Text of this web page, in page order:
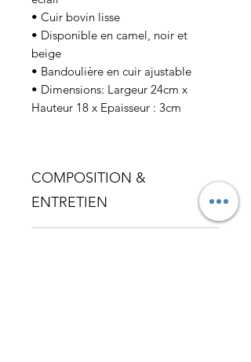
• Cuir bovin lisse
• Disponible en camel, noir et
beige
• Bandoulière en cuir ajustable
• Dimensions: Largeur 24cm x
Hauteur 18 x Epaisseur : 3cm
COMPOSITION &
ENTRETIEN